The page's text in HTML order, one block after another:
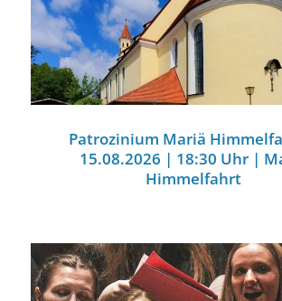
Patrozinium Mariä
15.08.2026 | 18:30 Uhr |
Himmelfahrt